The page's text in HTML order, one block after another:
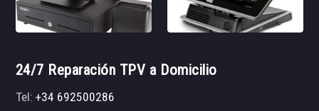
24/7 Reparación TPV a Domicilio
Tel:+34 692500286